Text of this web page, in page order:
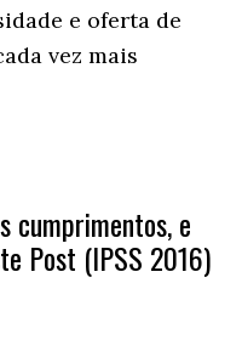
e oferta de
vez mais
cumprimentos, e
Post (IPSS 2016)